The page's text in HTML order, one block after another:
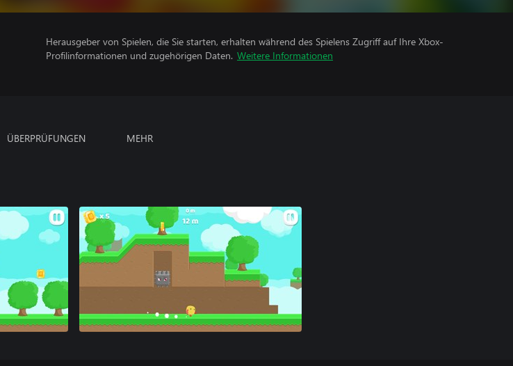
Herausgeber von Spielen, die Sie starten, erhalten während des Spielens Zugriff auf Ihre Xbox-
Profilinformationen und zugehörigen Daten. Weitere Informationen
ÜBERPRÜFUNGEN MEHR